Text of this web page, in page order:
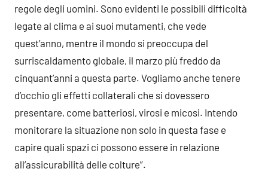
regole degli uomini. Sono evidenti le possibili difficoltà
legate al clima e ai suoi mutamenti, che vede
quest’anno, mentre il mondo si preoccupa del
surriscaldamento globale, il marzo più freddo da
cinquant’anni a questa parte. Vogliamo anche tenere
d’occhio gli effetti collaterali che si dovessero
presentare, come batteriosi, virosi e micosi. Intendo
monitorare la situazione non solo in questa fase e
capire quali spazi ci possono essere in relazione
all’assicurabilità delle colture”.